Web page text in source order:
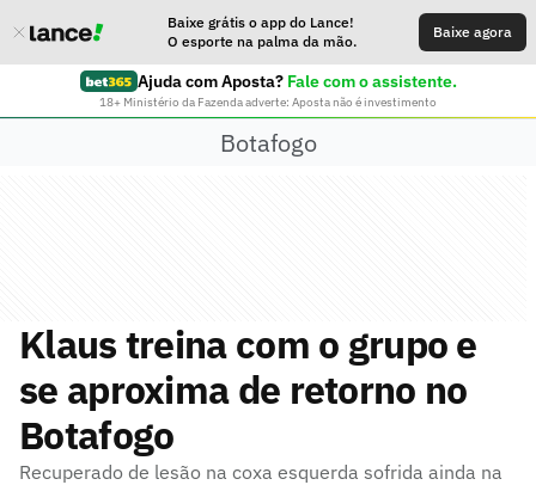
Baixe grátis o app do Lance!
O esporte na palma da mão.
Baixe agora
Ajuda com Aposta? Fale com o assistente.
18+ Ministério da Fazenda adverte: Aposta não é investimento
Botafogo
Klaus treina com o grupo e
se aproxima de retorno no
Botafogo
Recuperado de lesão na coxa esquerda sofrida ainda na